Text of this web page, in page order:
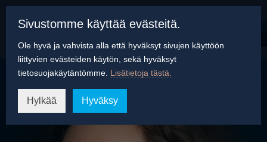
Sivustomme käyttää evästeitä.
Ole hyvä ja vahvista alla että hyväksyt sivujen käyttöön
liittyvien evästeiden käytön, sekä hyväksyt
tietosuojakäytäntömme. Lisätietoja tästä.
Hylkää Hyväksy